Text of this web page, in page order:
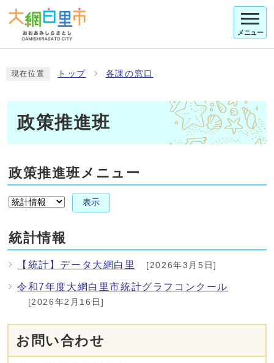
メニュー
現在位置 トップ 各課の窓口
政策推進班
政策推進班メニュー
表示
統計情報
【統計】データ大網白里 [2026年3月5日]
令和7年度大網白里市統計グラフコンクール
[2026年2月16日]
お問い合わせ